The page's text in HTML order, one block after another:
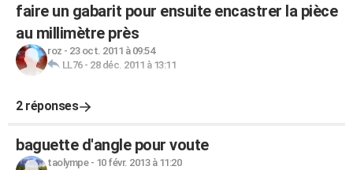
faire un gabarit pour ensuite encastrer la pièce
au millimètre près
roz - 23 oct. 2011 à 09:54
LL76- 28 déc. 2011 à 13:11
2 réponses
baguette d'angle pour voute
taolympe- 10 févr. 2013 à 11:20